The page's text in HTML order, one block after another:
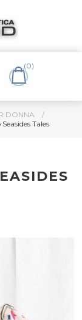
(0)
DONNA
/
Tales